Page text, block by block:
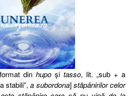
din hupo şi tasso, lit. „sub + a
stabili”,a subordona]stăpânirilor celor